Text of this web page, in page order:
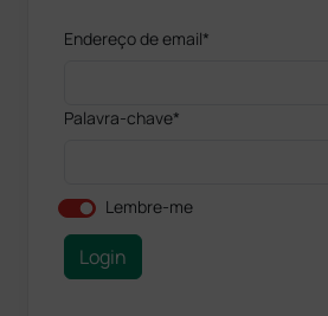
Endereço de email*
Palavra-chave*
Lembre-me
Login